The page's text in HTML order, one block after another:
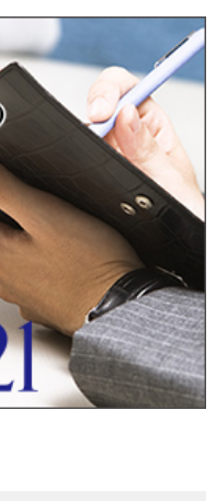
知・開示・訂正・
ざいましたら、本
の通知・開示・訂
求に応じます。
パスポート何れかの
状」（代理人による
お送り下さい。
窓口＞
目5-11（第一東経ビ